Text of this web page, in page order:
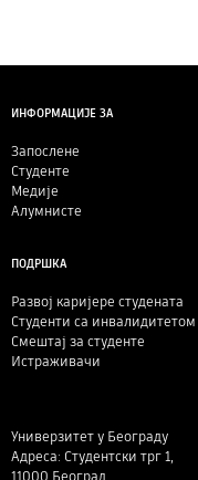
ИНФОРМАЦИЈЕ ЗА
Запослене
Студенте
Медије
Алумнисте
ПОДРШКА
Развој каријере студената
Студенти са инвалидитетом
Смештај за студенте
Истраживачи
Универзитет у Београду
Адреса: Студентски трг 1,